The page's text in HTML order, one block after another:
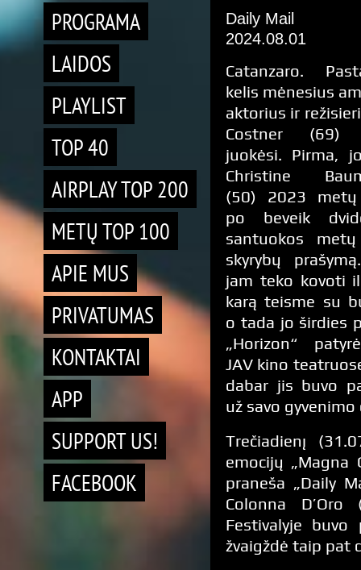
PROGRAMA
LAIDOS
PLAYLIST
TOP 40
AIRPLAY TOP 200
METŲ TOP 100
APIE MUS
PRIVATUMAS
KONTAKTAI
APP
SUPPORT US!
FACEBOOK
Daily Mail
2024.08.01
Catanzaro.
kelis mėnesius
aktorius ir
Costner (69)
juokėsi. Pirma,
Christine
(50) 2023 metų
po beveik
santuokos
skyrybų
jam teko kovoti
karą teisme su
o tada jo širdies
„Horizon“
JAV kino
dabar jis buvo
už savo
Trečiadienį
emocijų „Magna
praneša „Daily
Colonna
Festivalyje
žvaigždė taip pat